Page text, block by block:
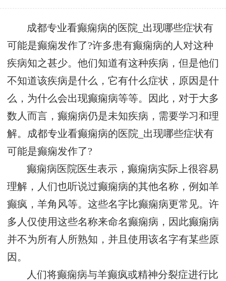
成都专业看癫痫病的医院_出现哪些症状有
可能是癫痫发作了?许多患有癫痫病的人对这种
疾病知之甚少。他们知道有这种疾病，但是他们
不知道该疾病是什么，它有什么症状，原因是什
么，为什么会出现癫痫病等等。因此，对于大多
数人而言，癫痫病仍是未知疾病，需要学习和理
解。成都专业看癫痫病的医院_出现哪些症状有
可能是癫痫发作了?
癫痫病医院医生表示，癫痫病实际上很容易
理解，人们也听说过癫痫病的其他名称，例如羊
癫疯，羊角风等。这些名字比癫痫病更常见。许
多人仅使用这些名称来命名癫痫病，因此癫痫病
并不为所有人所熟知，并且使用该名字有某些原
因。
人们将癫痫病与羊癫疯或精神分裂症进行比